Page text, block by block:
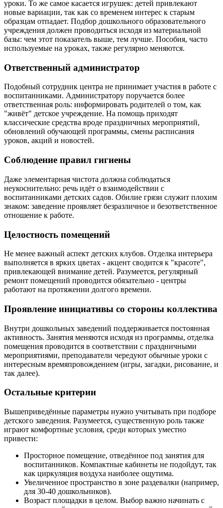
уроки. То же самое касается игрушек: детей привлекают
новые вариации, так как со временем интерес к старым
образцам отпадает. Подбор дошкольного образовательного
учреждения должен проводиться исходя из материальной
базы: чем этот показатель выше, тем лучше. Пособия, часто
используемые на уроках, также регулярно меняются.
Ответственный администратор
Подобный сотрудник центра не принимает участия в работе с
воспитанниками. Администратору поручается более
ответственная роль: информировать родителей о том, как
"живёт" детское учреждение. На помощь приходят
классические средства вроде праздничных мероприятий,
обновлений обучающей программы, смены расписания
уроков, акций и новостей.
Соблюдение правил гигиены
Даже элементарная чистота должна соблюдаться
неукоснительно: речь идёт о взаимодействии с
воспитанниками детских садов. Обилие грязи служит плохим
знаком: заведение проявляет безразличное и безответственное
отношение к работе.
Целостность помещений
Не менее важный аспект детских клубов. Отделка интерьера
выполняется в ярких цветах - акцент сводится к "красоте",
привлекающей внимание детей. Разумеется, регулярный
ремонт помещений проводится обязательно - центры
работают на протяжении долгого времени.
Проявление инициативы со стороны коллектива
Внутри дошкольных заведений поддерживается постоянная
активность. Занятия меняются исходя из программы, отделка
помещения проводится в соответствии с праздничными
мероприятиями, преподаватели чередуют обычные уроки с
интересным времяпровождением (игры, загадки, рисование, и
так далее).
Остальные критерии
Вышеприведённые параметры нужно учитывать при подборе
детского заведения. Разумеется, существенную роль также
играют комфортные условия, среди которых уместно
привести:
Просторное помещение, отведённое под занятия для
воспитанников. Компактные кабинеты не подойдут, так
как циркуляция воздуха наиболее ощутима.
Увеличенное пространство в зоне раздевалки (например,
для 30-40 дошкольников).
Возраст площадки в целом. Выбор важно начинать с